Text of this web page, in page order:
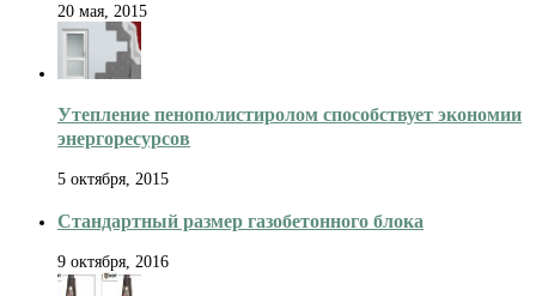
20 мая, 2015
Утепление пенополистиролом способствует экономии
энергоресурсов
5 октября, 2015
Стандартный размер газобетонного блока
9 октября, 2016